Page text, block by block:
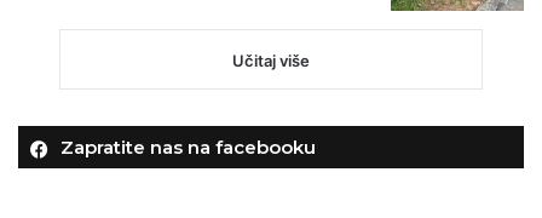
Učitaj više
Zapratite nas na facebooku